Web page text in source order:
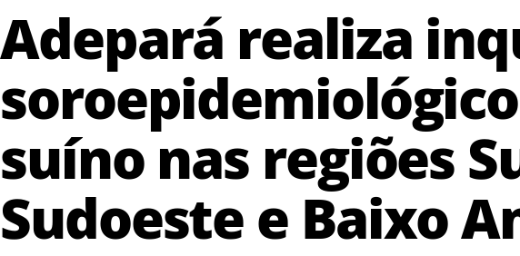
Adepará realiza
suíno nas regiões
Sudoeste e Baixo